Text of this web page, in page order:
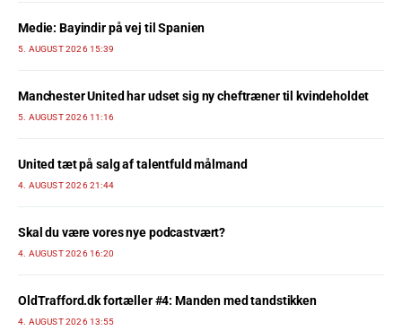
Medie: Bayindir på vej til Spanien
5. AUGUST 2026 15:39
Manchester United har udset sig ny cheftræner til kvindeholdet
5. AUGUST 2026 11:16
United tæt på salg af talentfuld målmand
4. AUGUST 2026 21:44
Skal du være vores nye podcastvært?
4. AUGUST 2026 16:20
OldTrafford.dk fortæller #4: Manden med tandstikken
4. AUGUST 2026 13:55